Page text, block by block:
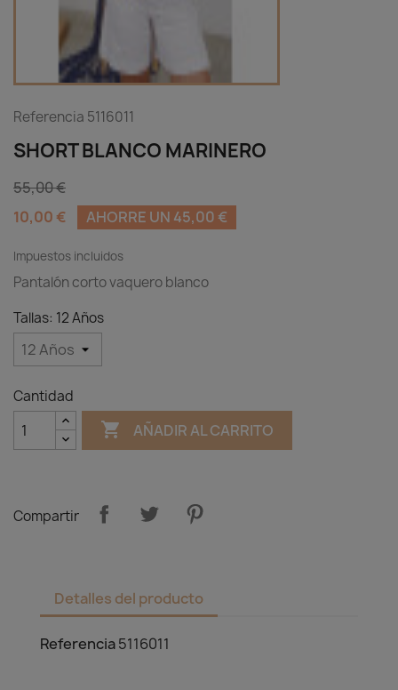
Referencia 5116011
SHORT BLANCO MARINERO
55,00 €
10,00 €
AHORRE UN 45,00 €
Impuestos incluidos
Pantalón corto vaquero blanco
Tallas: 12 Años
Cantidad
 AÑADIR AL CARRITO
Compartir
Detalles del producto
Referencia5116011